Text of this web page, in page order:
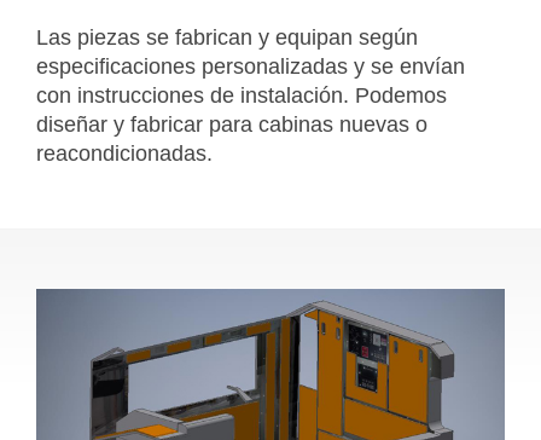
Las piezas se fabrican y equipan según
especificaciones personalizadas y se envían
con instrucciones de instalación. Podemos
diseñar y fabricar para cabinas nuevas o
reacondicionadas.